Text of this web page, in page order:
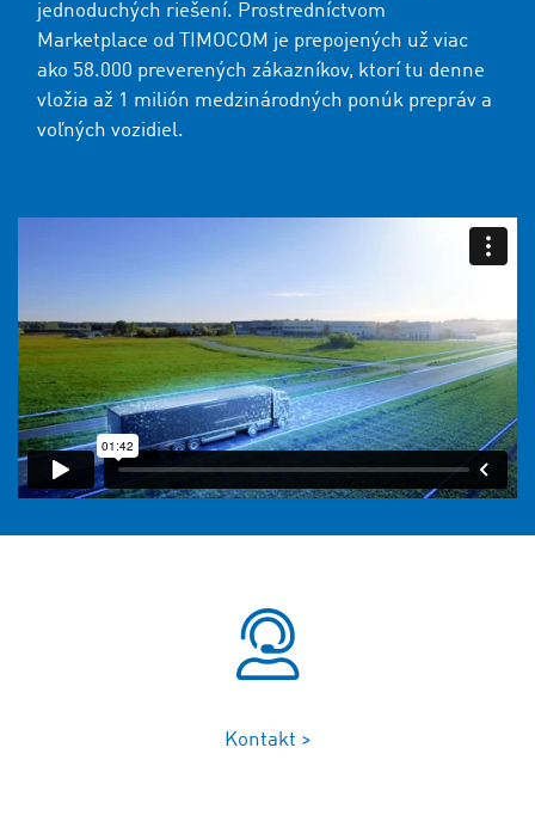
jednoduchých riešení. Prostredníctvom
Marketplace od TIMOCOM je prepojených už viac
ako 58.000 preverených zákazníkov, ktorí tu denne
vložia až 1 milión medzinárodných ponúk prepráv a
voľných vozidiel.
Kontakt >